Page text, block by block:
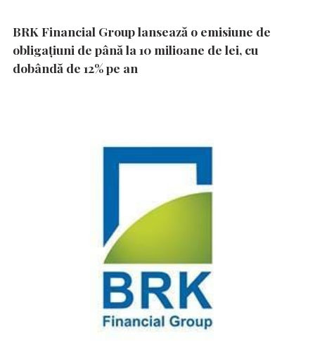
BRK Financial Group lansează o emisiune de
obligațiuni de până la 10 milioane de lei, cu
dobândă de 12% pe an